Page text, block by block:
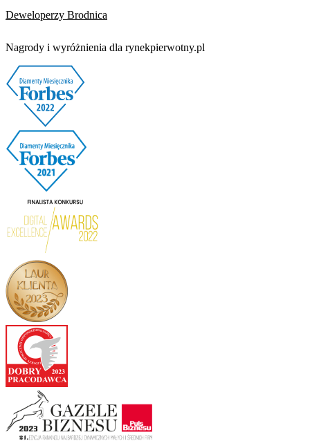
Deweloperzy Brodnica
Nagrody i wyróżnienia dla rynekpierwotny.pl